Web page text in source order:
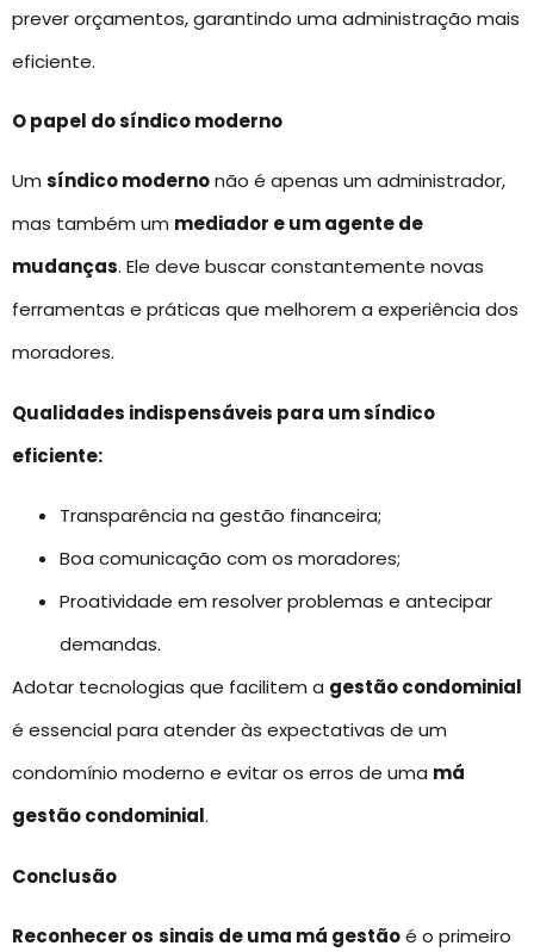
prever orçamentos, garantindo uma administração mais
eficiente.
O papel do síndico moderno
Um síndico modernonão é apenas um administrador,
mas também um mediador e um agente de
mudanças. Ele deve buscar constantemente novas
ferramentas e práticas que melhorem a experiência dos
moradores.
Qualidades indispensáveis para um síndico
eficiente:
Transparência na gestão financeira;
Boa comunicação com os moradores;
Proatividade em resolver problemas e antecipar
demandas.
Adotar tecnologias que facilitem a gestão condominial
é essencial para atender às expectativas de um
condomínio moderno e evitar os erros de uma má
gestão condominial.
Conclusão
Reconhecer os sinais de uma má gestãoé o primeiro